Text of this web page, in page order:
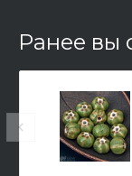
Ранее вы